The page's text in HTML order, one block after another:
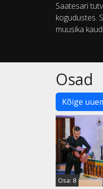
Saatesari
kogudustes.
muusika
Osad
Kõige
Osa: 8